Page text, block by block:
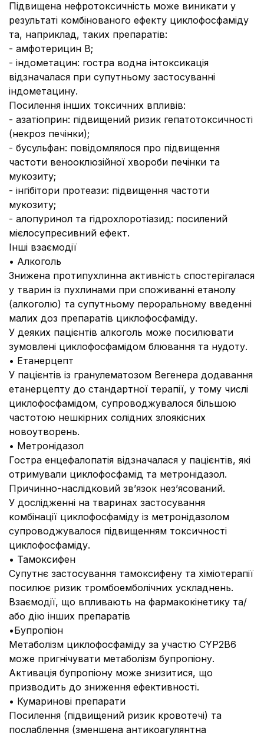
Підвищена нефротоксичність може виникати у
результаті комбінованого ефекту циклофосфаміду
та, наприклад, таких препаратів:
- амфотерицин В;
- індометацин: гостра водна інтоксикація
відзначалася при супутньому застосуванні
індометацину.
Посилення інших токсичних впливів:
- азатіоприн: підвищений ризик гепатотоксичності
(некроз печінки);
- бусульфан: повідомлялося про підвищення
частоти венооклюзійної хвороби печінки та
мукозиту;
- інгібітори протеази: підвищення частоти
мукозиту;
- алопуринол та гідрохлоротіазид: посилений
мієлосупресивний ефект.
Інші взаємодії
• Алкоголь
Знижена протипухлинна активність спостерігалася
у тварин із пухлинами при споживанні етанолу
(алкоголю) та супутньому пероральному введенні
малих доз препаратів циклофосфаміду.
У деяких пацієнтів алкоголь може посилювати
зумовлені циклофосфамідом блювання та нудоту.
• Етанерцепт
У пацієнтів із гранулематозом Вегенера додавання
етанерцепту до стандартної терапії, у тому числі
циклофосфамідом, супроводжувалося більшою
частотою нешкірних солідних злоякісних
новоутворень.
• Метронідазол
Гостра енцефалопатія відзначалася у пацієнтів, які
отримували циклофосфамід та метронідазол.
Причинно-наслідковий зв’язок нез’ясований.
У дослідженні на тваринах застосування
комбінації циклофосфаміду із метронідазолом
супроводжувалося підвищенням токсичності
циклофосфаміду.
• Тамоксифен
Супутнє застосування тамоксифену та хіміотерапії
посилює ризик тромбоемболічних ускладнень.
Взаємодії, що впливають на фармакокінетику та/
або дію інших препаратів
•Бупропіон
Метаболізм циклофосфаміду за участю CYP2B6
може пригнічувати метаболізм бупропіону.
Активація бупропіону може знизитися, що
призводить до зниження ефективності.
• Кумаринові препарати
Посилення (підвищений ризик кровотечі) та
послаблення (зменшена антикоагулянтна